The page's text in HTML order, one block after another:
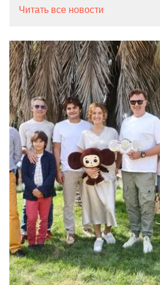
Читать все новости